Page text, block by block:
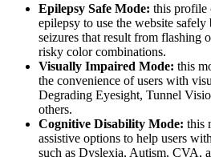
Epilepsy Safe Mode: this profile
epilepsy to use the website
seizures that result from flashing
risky color combinations.
Visually Impaired Mode: this
the convenience of users with
Degrading Eyesight, Tunnel
others.
Cognitive Disability Mode: this
assistive options to help users
such as Dyslexia, Autism, CVA,